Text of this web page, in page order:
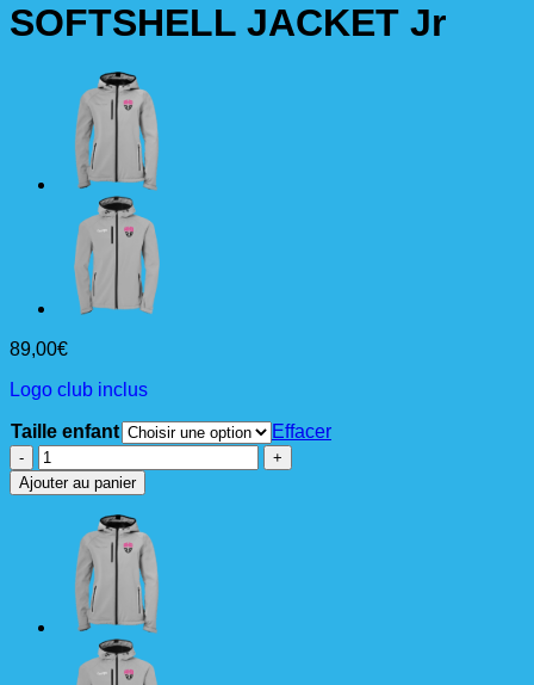
SOFTSHELL JACKET Jr
89,00€
Logo club inclus
Taille enfant
Effacer
quantité
de
SOFTSHELL
JACKET
Ajouter au panier